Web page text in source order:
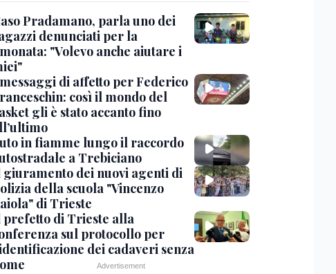
Pradamano, parla uno dei
denunciati per la
"Volevo anche aiutare i
di affetto per Federico
così il mondo del
gli è stato accanto fino
in fiamme lungo il raccordo
a Trebiciano
dei nuovi agenti di
della scuola "Vincenzo
di Trieste
di Trieste alla
sul protocollo per
dei cadaveri senza